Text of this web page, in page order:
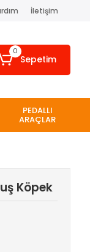
İletişim
0
Sepetim
PEDALLI
ARAÇLAR
Köpek